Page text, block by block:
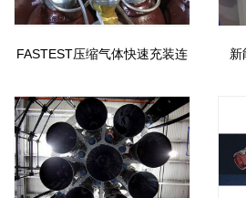
FASTEST压缩气体快速充装连
接器
新